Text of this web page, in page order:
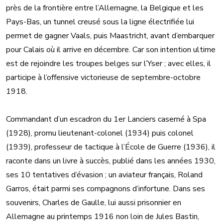
près de la frontière entre l’Allemagne, la Belgique et les
Pays-Bas, un tunnel creusé sous la ligne électrifiée lui
permet de gagner Vaals, puis Maastricht, avant d’embarquer
pour Calais où il arrive en décembre. Car son intention ultime
est de rejoindre les troupes belges sur l’Yser ; avec elles, il
participe à l’offensive victorieuse de septembre-octobre
1918.
Commandant d’un escadron du 1er Lanciers caserné à Spa
(1928), promu lieutenant-colonel (1934) puis colonel
(1939), professeur de tactique à l’École de Guerre (1936), il
raconte dans un livre à succès, publié dans les années 1930,
ses 10 tentatives d’évasion ; un aviateur français, Roland
Garros, était parmi ses compagnons d’infortune. Dans ses
souvenirs, Charles de Gaulle, lui aussi prisonnier en
Allemagne au printemps 1916 non loin de Jules Bastin,